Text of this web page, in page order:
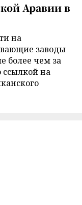
Аравии в
на
заводы
более чем за
ссылкой на